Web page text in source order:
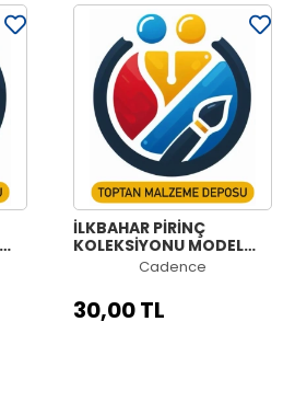
İLKBAHAR PİRİNÇ
KOLEKSİYONU MODEL
Cadence
30,00 TL